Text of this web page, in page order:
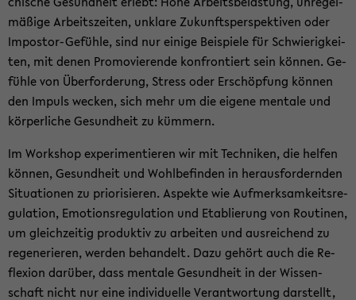
mä­ßi­ge Ar­beits­zei­ten, un­kla­re Zu­kunfts­per­spek­ti­ven oder
Impostor-​Gefühle, sind nur ei­ni­ge Bei­spie­le für Schwie­rig­kei­
ten, mit denen Pro­mo­vie­ren­de kon­fron­tiert sein kön­nen. Ge­
füh­le von Über­for­de­rung, Stress oder Er­schöp­fung kön­nen
den Im­puls we­cken, sich mehr um die ei­ge­ne men­ta­le und
kör­per­li­che Ge­sund­heit zu küm­mern.
Im Work­shop ex­pe­ri­men­tie­ren wir mit Tech­ni­ken, die hel­fen
kön­nen, Ge­sund­heit und Wohl­be­fin­den in her­aus­for­dern­den
Si­tua­tio­nen zu prio­ri­sie­ren. Aspek­te wie Auf­merk­sam­keits­re­
gu­la­ti­on, Emo­ti­ons­re­gu­la­ti­on und Eta­blie­rung von Rou­ti­nen,
um gleich­zei­tig pro­duk­tiv zu ar­bei­ten und aus­rei­chend zu
re­ge­ne­rie­ren, wer­den be­han­delt. Dazu ge­hört auch die Re­
fle­xi­on dar­über, dass men­ta­le Ge­sund­heit in der Wis­sen­
schaft nicht nur eine in­di­vi­du­el­le Ver­ant­wor­tung dar­stellt,